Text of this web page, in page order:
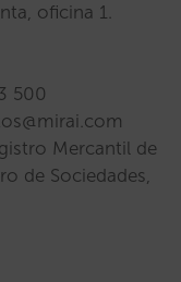
oficina 1.
500
Mercantil de
de Sociedades,